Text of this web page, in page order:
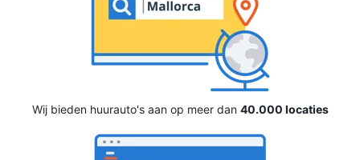
Wij bieden huurauto's aan op meer dan 40.000 locaties